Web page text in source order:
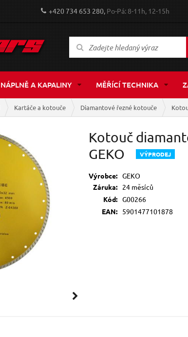
+420 734 653 280,Po-Pá: 8-11h, 12-15h
NÁPLNĚ A KAPALINY MĚŘÍCÍ TECHNIKA
Kartáče a kotouče Diamantové řezné kotouče
Kotouč
GEKO
VÝPRODEJ
Výrobce: GEKO
Záruka:
24 měsíců
Kód: G00266
EAN:
5901477101878